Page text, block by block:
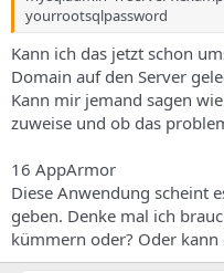
yourrootsqlpassword
Kann ich das jetzt schon
Domain auf den Server
Kann mir jemand sagen
zuweise und ob das
16 AppArmor
Diese Anwendung scheint
geben. Denke mal ich
kümmern oder? Oder kann